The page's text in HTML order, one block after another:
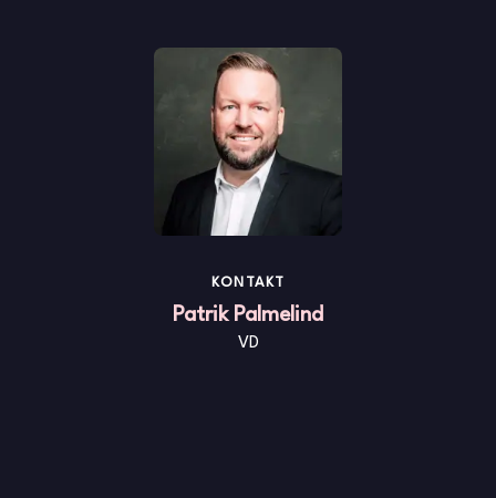
KONTAKT
Patrik Palmelind
VD